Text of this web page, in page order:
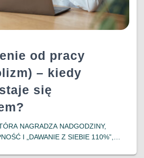
od pracy
– kiedy
się
NAGRADZA NADGODZINY,
I „DAWANIE Z SIEBIE 110%”,